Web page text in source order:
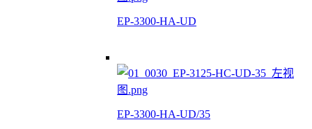
EP-3300-HA-UD
EP-3300-HA-UD/35